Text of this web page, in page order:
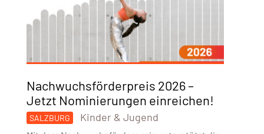
Nachwuchsförderpreis 2026 –
Jetzt Nominierungen einreichen!
SALZBURG Kinder & Jugend